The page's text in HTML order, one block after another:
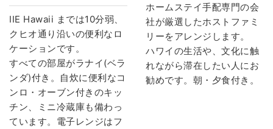
IIE Hawaii までは10分弱、
クヒオ通り沿いの便利なロ
ケーションです。
すべての部屋がラナイ(ベラ
ンダ)付き。自炊に便利なコ
ンロ・オーブン付きのキッ
チン、ミニ冷蔵庫も備わっ
ています。電子レンジはフ
ホームステイ手配専門の会
社が厳選したホストファミ
リーをアレンジします。
ハワイの生活や、文化に触
れながら滞在したい人にお
勧めです。朝・夕食付き。